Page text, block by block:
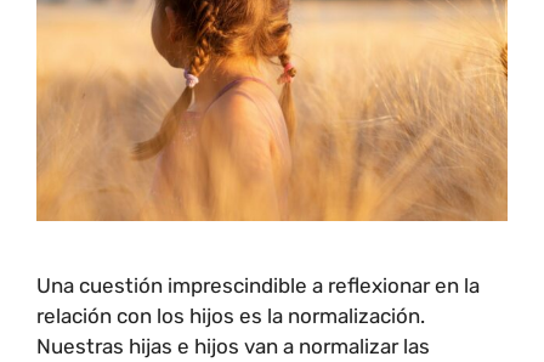
Una cuestión imprescindible a reflexionar en la
relación con los hijos es la normalización.
Nuestras hijas e hijos van a normalizar las